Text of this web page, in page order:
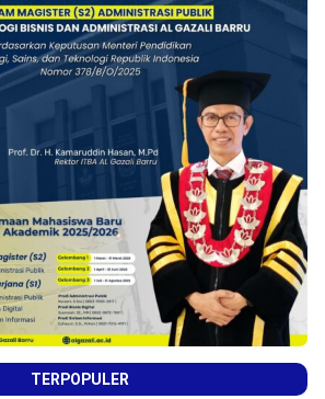
TERPOPULER